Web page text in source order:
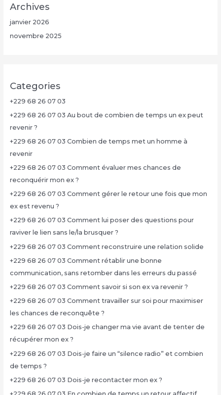
Archives
janvier 2026
novembre 2025
Categories
+229 68 26 07 03
+229 68 26 07 03 Au bout de combien de temps un ex peut
revenir ?
+229 68 26 07 03 Combien de temps met un homme à
revenir
+229 68 26 07 03 Comment évaluer mes chances de
reconquérir mon ex ?
+229 68 26 07 03 Comment gérer le retour une fois que mon
ex est revenu ?
+229 68 26 07 03 Comment lui poser des questions pour
raviver le lien sans le/la brusquer ?
+229 68 26 07 03 Comment reconstruire une relation solide
+229 68 26 07 03 Comment rétablir une bonne
communication, sans retomber dans les erreurs du passé
+229 68 26 07 03 Comment savoir si son ex va revenir ?
+229 68 26 07 03 Comment travailler sur soi pour maximiser
les chances de reconquête ?
+229 68 26 07 03 Dois-je changer ma vie avant de tenter de
récupérer mon ex ?
+229 68 26 07 03 Dois-je faire un “silence radio” et combien
de temps ?
+229 68 26 07 03 Dois-je recontacter mon ex ?